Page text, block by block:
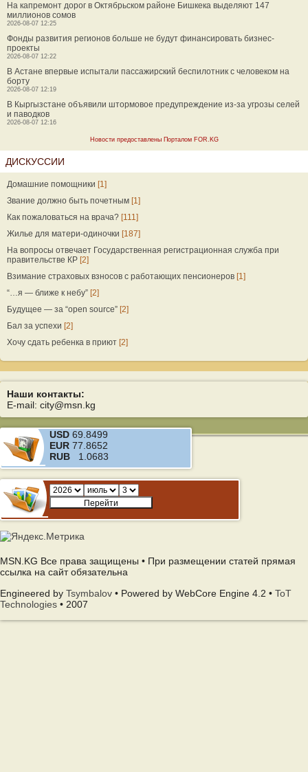
На капремонт дорог в Октябрьском районе Бишкека выделяют 147
миллионов сомов
2026-08-07 12:25
Фонды развития регионов больше не будут финансировать бизнес-
проекты
2026-08-07 12:22
В Астане впервые испытали пассажирский беспилотник с человеком на
борту
2026-08-07 12:19
В Кыргызстане объявили штормовое предупреждение из-за угрозы селей
и паводков
2026-08-07 12:16
Новости предоставлены Порталом FOR.KG
ДИСКУССИИ
Домашние помощники [1]
Звание должно быть почетным [1]
Как пожаловаться на врача? [111]
Жилье для матери-одиночки [187]
На вопросы отвечает Государственная регистрационная служба при
правительстве КР [2]
Взимание страховых взносов с работающих пенсионеров [1]
“…я — ближе к небу” [2]
Будущее — за “open source” [2]
Бал за успехи [2]
Хочу сдать ребенка в приют [2]
Наши контакты:
E-mail: city@msn.kg
USD 69.8499
EUR 77.8652
RUB 1.0683
MSN.KG Все права защищены • При размещении статей прямая
ссылка на сайт обязательна
Engineered by Tsymbalov • Powered by WebCore Engine 4.2 • ToT
Technologies • 2007